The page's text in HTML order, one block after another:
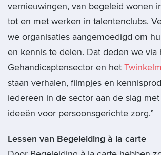
vernieuwingen, van begeleid wonen
tot en met werken in talentenclubs.
we organisaties aangemoedigd om
en kennis te delen. Dat deden we via
Gehandicaptensector en het
staan verhalen, filmpjes en
iedereen in de sector aan de slag
ideeën voor persoonsgerichte zorg.”
Lessen van Begeleiding à la carte